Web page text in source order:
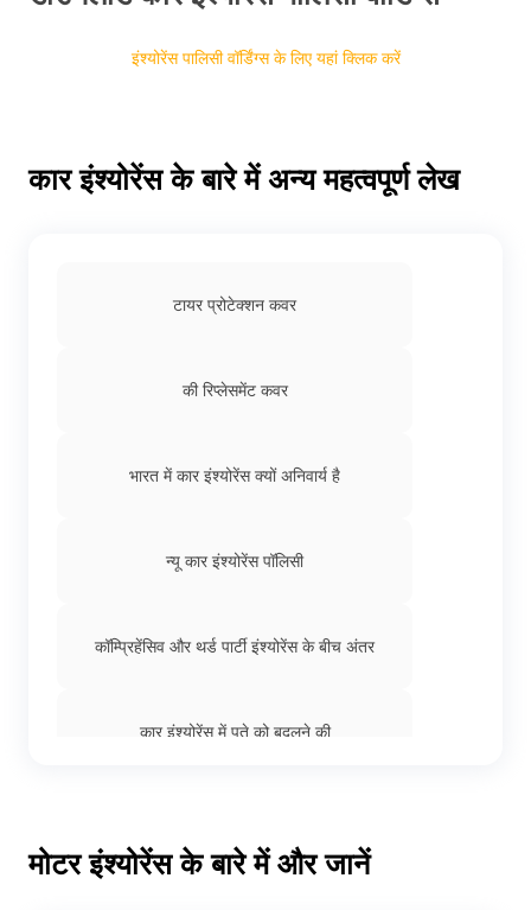
इंश्योरेंस पालिसी वॉर्डिंग्स के लिए यहां क्लिक करें
कार इंश्योरेंस के बारे में अन्य महत्वपूर्ण लेख
टायर प्रोटेक्शन कवर
की रिप्लेसमेंट कवर
भारत में कार इंश्योरेंस क्यों अनिवार्य है
न्यू कार इंश्योरेंस पॉलिसी
कॉम्प्रिहेंसिव और थर्ड पार्टी इंश्योरेंस के बीच अंतर
कार इंश्योरेंस में पते को बदलने की
मोटर इंश्योरेंस के बारे में और जानें